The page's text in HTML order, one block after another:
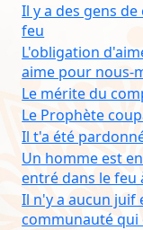
Il y a des gens
feu
L'obligation
aime pour nous-
Le mérite du
Le Prophète
Il t'a été
Un homme est
entré dans le feu
Il n'y a aucun juif
communauté qui